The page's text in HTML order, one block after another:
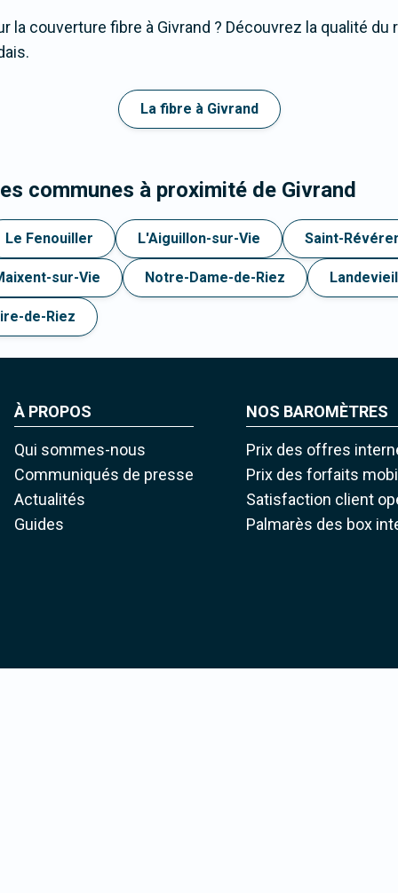
la couverture fibre à Givrand ? Découvrez la qualité du
La fibre à Givrand
communes à proximité de Givrand
Le Fenouiller L'Aiguillon-sur-Vie Saint-
sur-Vie Notre-Dame-de-Riez
de-Riez
À PROPOS
Qui sommes-nous
Communiqués de presse
Actualités
Guides
NOS BAROMÈTRES
Prix des offres
Prix des forfaits
Satisfaction client
Palmarès des box